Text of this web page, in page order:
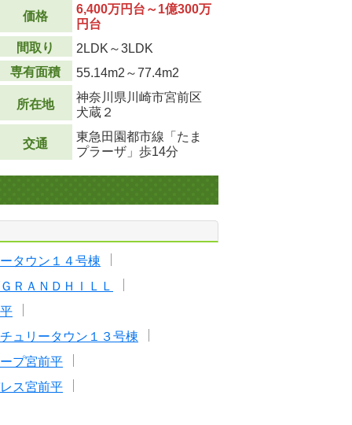
価格
6,400万円台～1億300万
円台
間取り
2LDK～3LDK
専有面積
55.14m2 ～77.4m2
所在地
神奈川県川崎市宮前区
犬蔵２
交通
東急田園都市線「たま
プラーザ」歩14分
タウン１４号棟
ＲＡＮＤＨＩＬＬ
ュリータウン１３号棟
プ宮前平
ス宮前平